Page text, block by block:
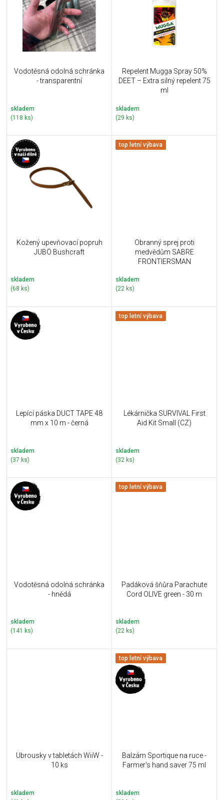
Vodotěsná odolná schránka
- transparentní
skladem
(118 ks)
Repelent Mugga Spray 50%
DEET – Extra silný repelent 75
ml
skladem
(29 ks)
Kožený upevňovací popruh
JUBÖ Bushcraft
skladem
(68 ks)
top letní výbava
Obranný sprej proti
medvědům SABRE
FRONTIERSMAN
skladem
(22 ks)
Lepící páska DUCT TAPE 48
mm x 10 m - černá
skladem
(37 ks)
top letní výbava
Lékárnička SURVIVAL First
Aid Kit Small (CZ)
skladem
(32 ks)
Vodotěsná odolná schránka
- hnědá
skladem
(141 ks)
top letní výbava
Padáková šňůra Parachute
Cord OLIVE green - 30 m
skladem
(22 ks)
Ubrousky v tabletách WiiW -
10 ks
skladem
top letní výbava
Balzám Sportique na ruce -
Farmer's hand saver 75 ml
skladem